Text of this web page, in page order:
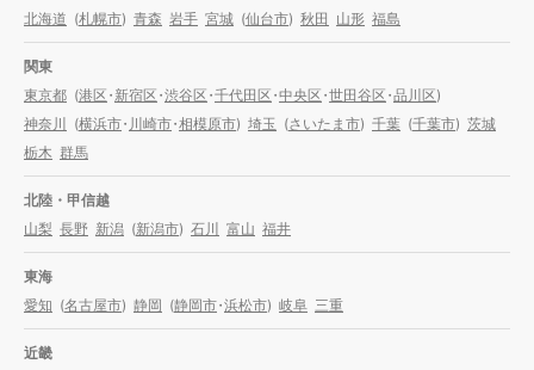
北海道 (札幌市) 青森 岩手 宮城 (仙台市) 秋田 山形 福島
関東
東京都 (港区・新宿区・渋谷区・千代田区・中央区・世田谷区・品川区)
神奈川 (横浜市・川崎市・相模原市) 埼玉 (さいたま市) 千葉 (千葉市) 茨城
栃木 群馬
北陸・甲信越
山梨 長野 新潟 (新潟市) 石川 富山 福井
東海
愛知 (名古屋市) 静岡 (静岡市・浜松市) 岐阜 三重
近畿